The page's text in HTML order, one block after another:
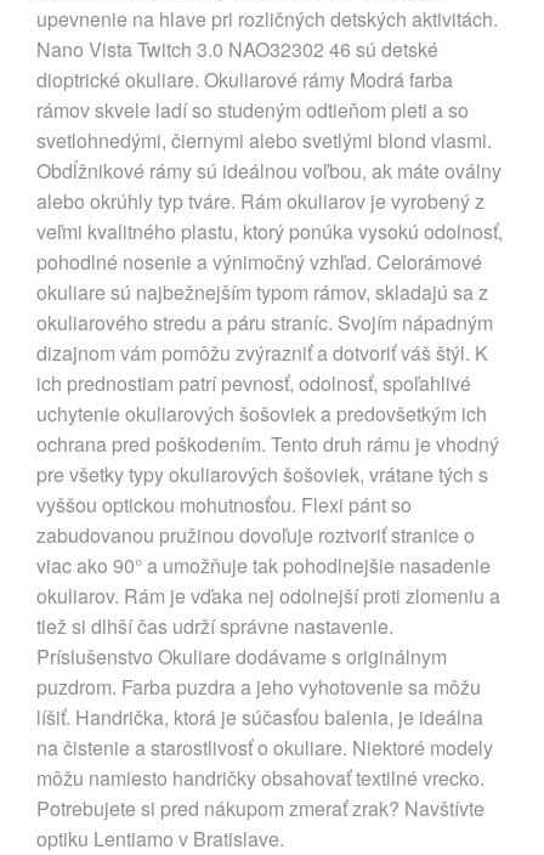
upevnenie na hlave pri rozličných detských aktivitách.
Nano Vista Twitch 3.0 NAO32302 46 sú detské
dioptrické okuliare. Okuliarové rámy Modrá farba
rámov skvele ladí so studeným odtieňom pleti a so
svetlohnedými, čiernymi alebo svetlými blond vlasmi.
Obdĺžnikové rámy sú ideálnou voľbou, ak máte oválny
alebo okrúhly typ tváre. Rám okuliarov je vyrobený z
veľmi kvalitného plastu, ktorý ponúka vysokú odolnosť,
pohodlné nosenie a výnimočný vzhľad. Celorámové
okuliare sú najbežnejším typom rámov, skladajú sa z
okuliarového stredu a páru straníc. Svojím nápadným
dizajnom vám pomôžu zvýrazniť a dotvoriť váš štýl. K
ich prednostiam patrí pevnosť, odolnosť, spoľahlivé
uchytenie okuliarových šošoviek a predovšetkým ich
ochrana pred poškodením. Tento druh rámu je vhodný
pre všetky typy okuliarových šošoviek, vrátane tých s
vyššou optickou mohutnosťou. Flexi pánt so
zabudovanou pružinou dovoľuje roztvoriť stranice o
viac ako 90° a umožňuje tak pohodlnejšie nasadenie
okuliarov. Rám je vďaka nej odolnejší proti zlomeniu a
tiež si dlhší čas udrží správne nastavenie.
Príslušenstvo Okuliare dodávame s originálnym
puzdrom. Farba puzdra a jeho vyhotovenie sa môžu
líšiť. Handrička, ktorá je súčasťou balenia, je ideálna
na čistenie a starostlivosť o okuliare. Niektoré modely
môžu namiesto handričky obsahovať textilné vrecko.
Potrebujete si pred nákupom zmerať zrak? Navštívte
optiku Lentiamo v Bratislave.